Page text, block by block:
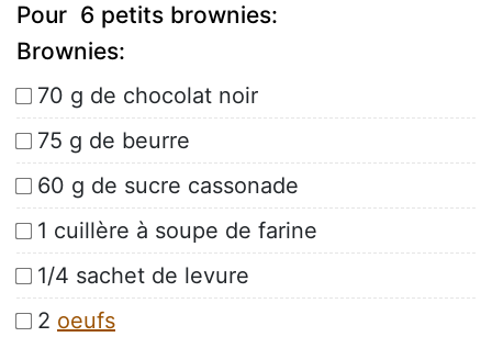
Pour 6 petits brownies:
Brownies:
70 g de chocolat noir
75 g de beurre
60 g de sucre cassonade
1 cuillère à soupe de farine
1/4 sachet de levure
2 oeufs